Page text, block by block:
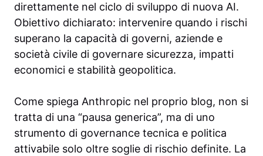
direttamente nel ciclo di sviluppo di nuova AI.
Obiettivo dichiarato: intervenire quando i rischi
superano la capacità di governi, aziende e
società civile di governare sicurezza, impatti
economici e stabilità geopolitica.
Come spiega Anthropic nel proprio blog, non si
tratta di una “pausa generica”, ma di uno
strumento di governance tecnica e politica
attivabile solo oltre soglie di rischio definite. La